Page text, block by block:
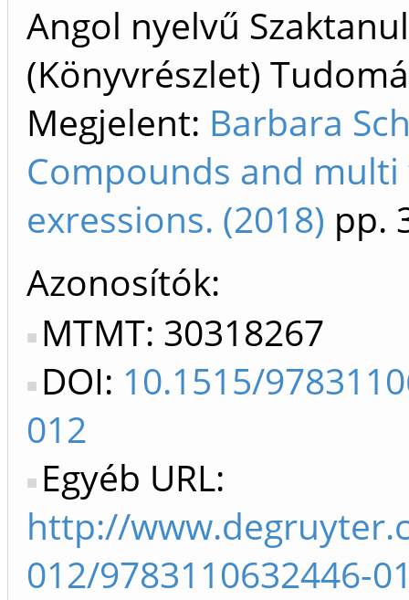
Angol nyelvű
(Könyvrészlet)
Megjelent: Barbara
Compounds and
exressions. (2018) pp.
Azonosítók
MTMT: 30318267
DOI: 10.1515/
012
Egyéb URL:
http://
012/9783110632446-